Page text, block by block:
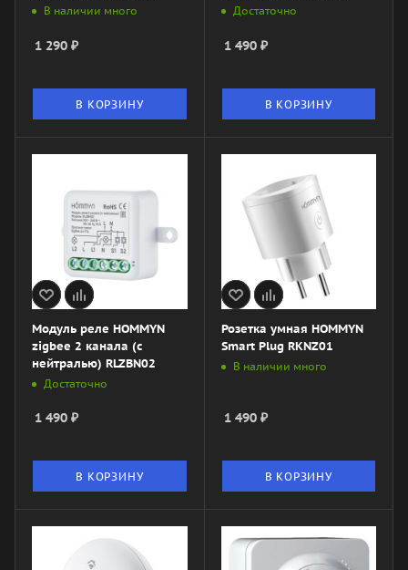
В наличии много
1 290 ₽
В КОРЗИНУ
Достаточно
1 490₽
В КОРЗИНУ
Модуль реле HOMMYN
zigbee 2 канала (с
нейтралью) RLZBN02
Достаточно
1 490 ₽
В КОРЗИНУ
Розетка умная HOMMYN
Smart Plug RKNZ01
В наличии много
1 490₽
В КОРЗИНУ